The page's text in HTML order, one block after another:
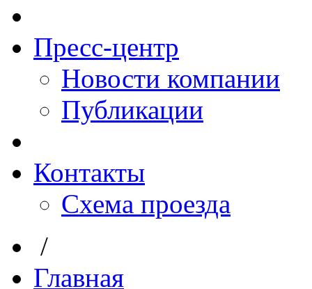
Пресс-центр
Новости компании
Публикации
Контакты
Схема проезда
/
Главная